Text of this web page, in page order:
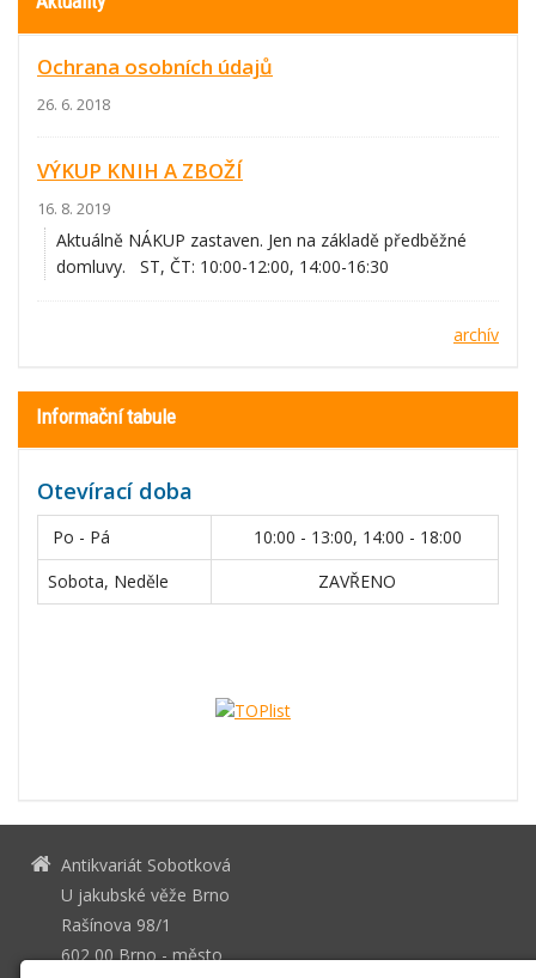
Ochrana osobních údajů
26. 6. 2018
VÝKUP KNIH A ZBOŽÍ
16. 8. 2019
Aktuálně NÁKUP zastaven. Jen na základě předběžné
domluvy. ST, ČT: 10:00-12:00, 14:00-16:30
archív
Informační tabule
Otevírací doba
Po - Pá
10:00 - 13:00, 14:00 - 18:00
Sobota, Neděle
ZAVŘENO
Antikvariát Sobotková
U jakubské věže Brno
Rašínova 98/1
602 00 Brno - město